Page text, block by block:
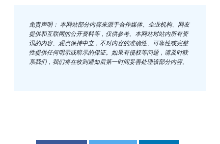
免责声明： 本网站部分内容来源于合作媒体、企业机构、网友
提供和互联网的公开资料等，仅供参考。本网站对站内所有资
讯的内容、观点保持中立，不对内容的准确性、可靠性或完整
性提供任何明示或暗示的保证。如果有侵权等问题，请及时联
系我们，我们将在收到通知后第一时间妥善处理该部分内容。